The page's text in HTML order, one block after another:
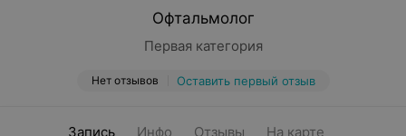
Офтальмолог
Первая категория
Нет отзывов Оставить первый отзыв
Запись Инфо Отзывы На карте